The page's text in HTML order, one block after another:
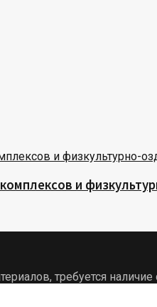
и
требуется наличие